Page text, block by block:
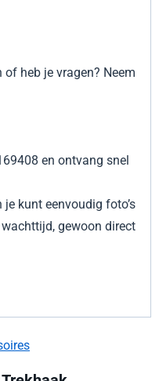
heb je vragen? Neem
en ontvang snel
kunt eenvoudig foto’s
gewoon direct